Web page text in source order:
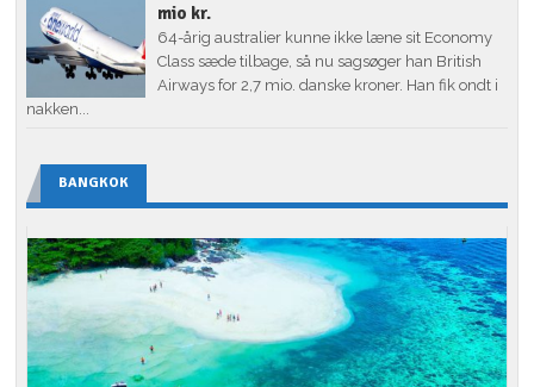
mio kr.
64-årig australier kunne ikke læne sit Economy
Class sæde tilbage, så nu sagsøger han British
Airways for 2,7 mio. danske kroner. Han fik ondt i
nakken...
BANGKOK